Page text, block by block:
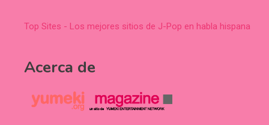
Top Sites - Los mejores sitios de J-Pop en habla hispana
Acerca de